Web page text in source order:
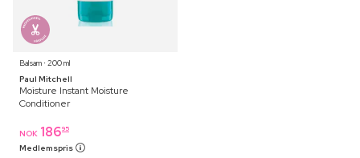
Balsam ⋅ 200 ml
Paul Mitchell
Moisture Instant Moisture
Conditioner
NOK 18695
Medlemspris